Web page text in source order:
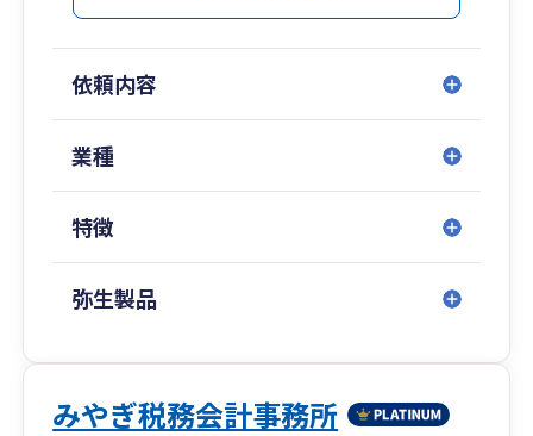
語をできるだけ使わず、現在の状況に合わせて
建設業・不動産業など、取引や資金の流れに特徴
がある業種についても、現場の実態を踏まえたご
さい。
依頼内容
業種
特徴
弥生製品
みやぎ税務会計事務所